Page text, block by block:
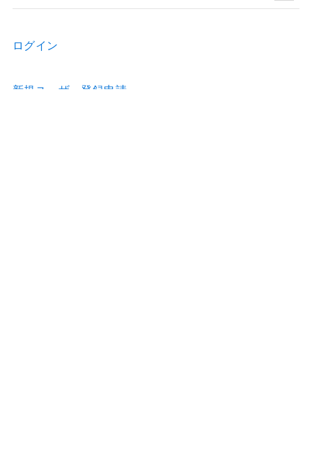
ログイン
新規ユーザー登録申請